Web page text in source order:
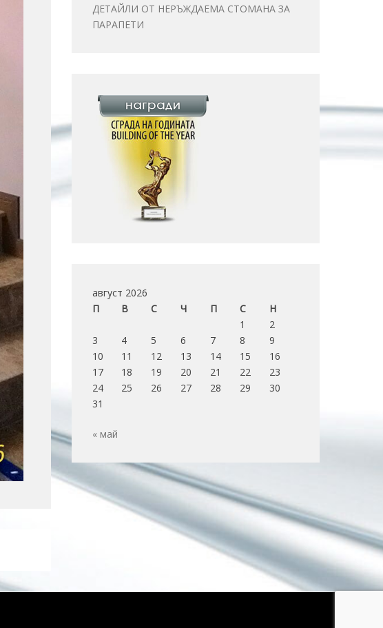
ДЕТАЙЛИ ОТ НЕРЪЖДАЕМА СТОМАНА ЗА
ПАРАПЕТИ
август 2026
П
В С Ч П С
Н
1
2
3
4 5 6 7 8
9
10
11 12 13 14 15
16
17
18 19 20 21 22
23
24
25 26 27 28 29
30
31
« май